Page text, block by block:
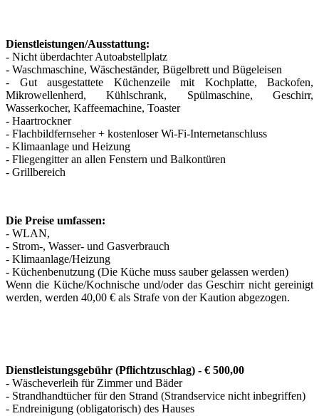
Dienstleistungen/Ausstattung:
- Nicht überdachter Autoabstellplatz
- Waschmaschine, Wäscheständer, Bügelbrett und Bügeleisen
- Gut ausgestattete Küchenzeile mit Kochplatte, Backofen,
Mikrowellenherd, Kühlschrank, Spülmaschine, Geschirr,
Wasserkocher, Kaffeemachine, Toaster
- Haartrockner
- Flachbildfernseher + kostenloser Wi-Fi-Internetanschluss
- Klimaanlage und Heizung
- Fliegengitter an allen Fenstern und Balkontüren
- Grillbereich
Die Preise umfassen:
- WLAN,
- Strom-, Wasser- und Gasverbrauch
- Klimaanlage/Heizung
- Küchenbenutzung (Die Küche muss sauber gelassen werden)
Wenn die Küche/Kochnische und/oder das Geschirr nicht gereinigt
werden, werden 40,00 € als Strafe von der Kaution abgezogen.
Dienstleistungsgebühr (Pflichtzuschlag) - € 500,00
- Wäscheverleih für Zimmer und Bäder
- Strandhandtücher für den Strand (Strandservice nicht inbegriffen)
- Endreinigung (obligatorisch) des Hauses